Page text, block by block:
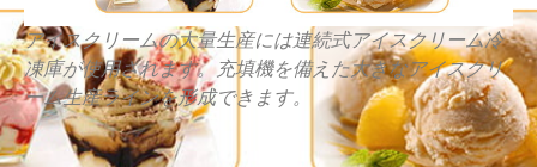
アイスクリームの大量生産には連続式アイスクリーム冷
凍庫が使用されます。充填機を備えた大きなアイスクリ
ーム生産ラインを形成できます。